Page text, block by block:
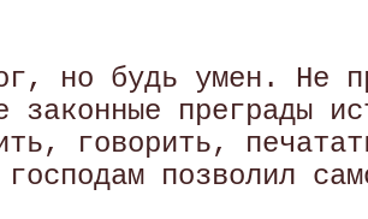
но будь умен. Не
законные преграды
говорить,
позволил